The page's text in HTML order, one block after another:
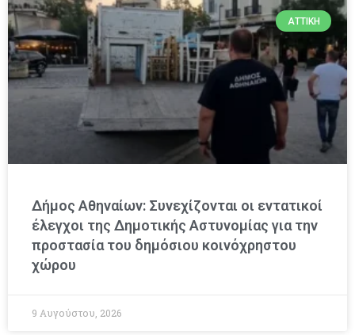
ΑΤΤΙΚΉ
Δήμος Αθηναίων: Συνεχίζονται οι εντατικοί
έλεγχοι της Δημοτικής Αστυνομίας για την
προστασία του δημόσιου κοινόχρηστου
χώρου
9 Αυγούστου, 2026